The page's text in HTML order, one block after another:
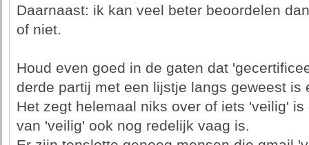
Daarnaast: ik kan veel beter beoordelen
of niet.
Houd even goed in de gaten dat
derde partij met een lijstje langs geweest is
Het zegt helemaal niks over of iets 'veilig'
van 'veilig' ook nog redelijk vaag is.